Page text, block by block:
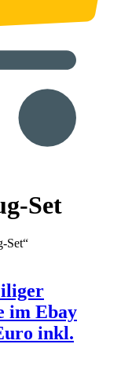
Set
Set“
im Ebay
inkl.